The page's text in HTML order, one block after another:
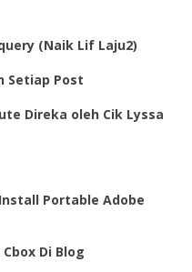
(Naik Lif Laju2)
Setiap Post
Direka oleh Cik Lyssa
Portable Adobe
Di Blog